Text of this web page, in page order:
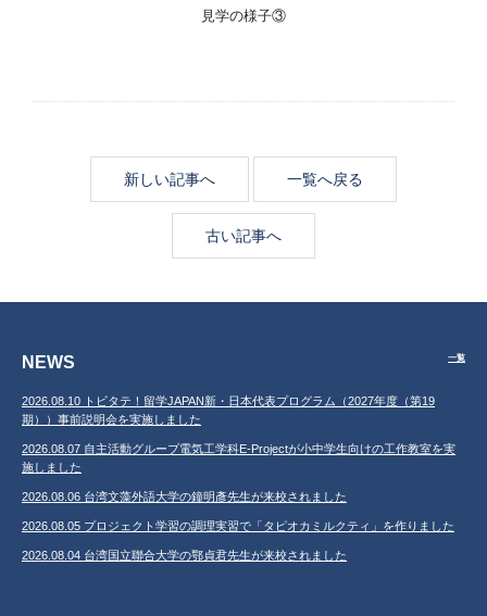
見学の様子③
新しい記事へ 一覧へ戻る
古い記事へ
NEWS 一覧
2026.08.10 トビタテ！留学JAPAN新・日本代表プログラム（2027年度（第19
期））事前説明会を実施しました
2026.08.07 自主活動グループ電気工学科E-Projectが小中学生向けの工作教室を実
施しました
2026.08.06 台湾文藻外語大学の鐘明彥先生が来校されました
2026.08.05 プロジェクト学習の調理実習で「タピオカミルクティ」を作りました
2026.08.04 台湾国立聯合大学の鄂貞君先生が来校されました